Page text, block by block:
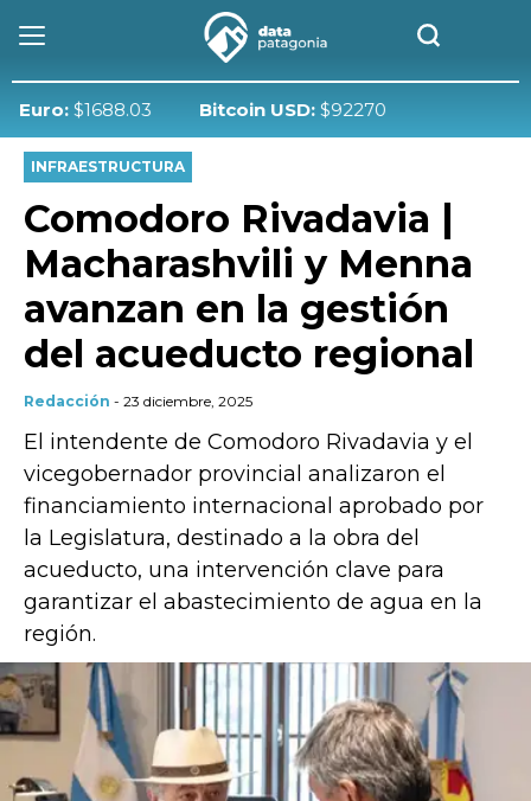
$1688.03 Bitcoin USD: $92270
INFRAESTRUCTURA
Comodoro Rivadavia |
Macharashvili y Menna
avanzan en la gestión
del acueducto regional
Redacción - 23 diciembre, 2025
El intendente de Comodoro Rivadavia y el
vicegobernador provincial analizaron el
financiamiento internacional aprobado por
la Legislatura, destinado a la obra del
acueducto, una intervención clave para
garantizar el abastecimiento de agua en la
región.